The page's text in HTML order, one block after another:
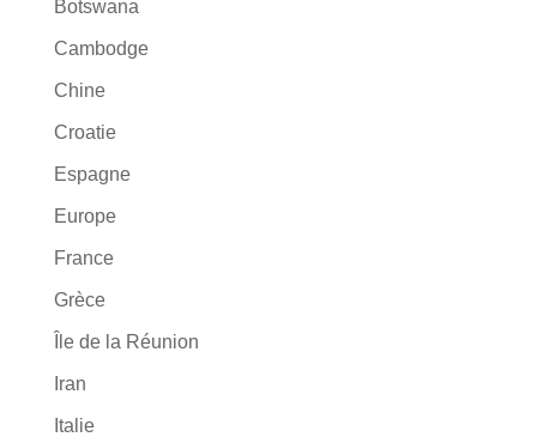
Botswana
Cambodge
Chine
Croatie
Espagne
Europe
France
Grèce
Île de la Réunion
Iran
Italie